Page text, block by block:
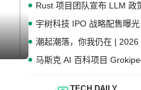
Rust 项目团队宣布 LLM 政
宇树科技 IPO 战略配售曝
潮起潮落，你我仍在 |
马斯克 AI 百科项目